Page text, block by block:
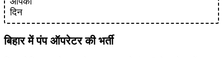
बिहार में पंप ऑपरेटर की भर्ती